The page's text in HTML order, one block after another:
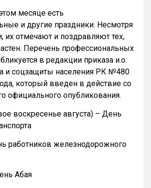
месяце есть
и другие праздники. Несмотря
их отмечают и поздравляют тех,
Перечень профессиональных
в редакции приказа и.о.
и соцзащиты населения РК №480
который введен в действие со
официального опубликования.
воскресенье августа) – День
работников железнодорожного
Абая